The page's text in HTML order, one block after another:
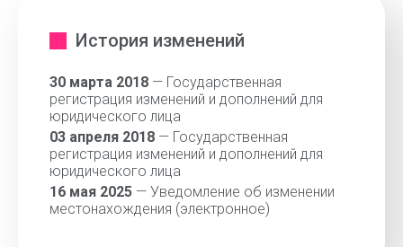
История изменений
30 марта 2018 — Государственная
регистрация изменений и дополнений для
юридического лица
03 апреля 2018 — Государственная
регистрация изменений и дополнений для
юридического лица
16 мая 2025 — Уведомление об изменении
местонахождения (электронное)